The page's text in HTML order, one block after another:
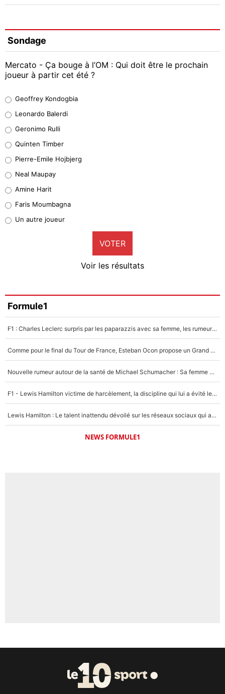
Sondage
Mercato - Ça bouge à l’OM : Qui doit être le prochain
joueur à partir cet été ?
38%
32%
5%
1%
9%
Faris Moumbagna
5%
Un autre joueur
5%
Geoffrey Kondogbia
Leonardo Balerdi
Geronimo Rulli
Quinten Timber
Pierre-Emile Hojbjerg
Neal Maupay
Amine Harit
Faris Moumbagna
Un autre joueur
VOTER
Voir les résultats
Formule1
F1 : Charles Leclerc surpris par les paparazzis avec sa femme, les rumeurs étaient vraies !
Comme pour le final du Tour de France, Esteban Ocon propose un Grand Prix de Formule 1 à Paris : «Autour de l’Arc de Triomphe, ce serait génial» !
Nouvelle rumeur autour de la santé de Michael Schumacher : Sa femme Corinna sort du silence
F1 - Lewis Hamilton victime de harcèlement, la discipline qui lui a évité le pire : «J'aurais probablement mal tourné»
Lewis Hamilton : Le talent inattendu dévoilé sur les réseaux sociaux qui a impressionné Kim Kardashian pendant leurs vacances en amoureux !
NEWS FORMULE1